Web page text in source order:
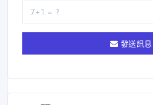
發送訊息